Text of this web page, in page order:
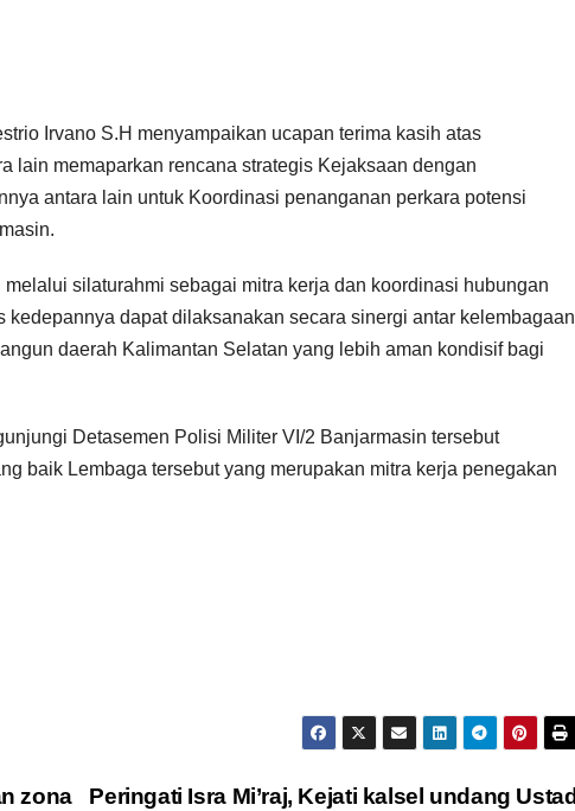
Irvano S.H menyampaikan ucapan terima kasih atas
lain memaparkan rencana strategis Kejaksaan dengan
antara lain untuk Koordinasi penanganan perkara potensi
silaturahmi sebagai mitra kerja dan koordinasi hubungan
dapat dilaksanakan secara sinergi antar kelembagaan
daerah Kalimantan Selatan yang lebih aman kondisif bagi
Detasemen Polisi Militer VI/2 Banjarmasin tersebut
baik Lembaga tersebut yang merupakan mitra kerja penegakan
Peringati Isra Mi’raj, Kejati kalsel undang Ustad
zona